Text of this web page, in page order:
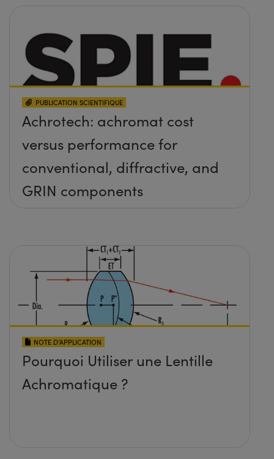
PUBLICATION SCIENTIFIQUE
Achrotech: achromat cost
versus performance for
conventional, diffractive, and
GRIN components
NOTE D’APPLICATION
Pourquoi Utiliser une Lentille
Achromatique ?